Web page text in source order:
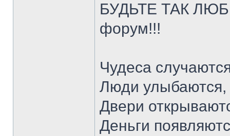
БУДЬТЕ ТАК
форум!!!
Чудеса
Люди улыбаются,
Двери
Деньги